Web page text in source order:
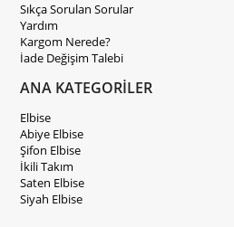
Sıkça Sorulan Sorular
Yardım
Kargom Nerede?
İade Değişim Talebi
ANA KATEGORİLER
Elbise
Abiye Elbise
Şifon Elbise
İkili Takım
Saten Elbise
Siyah Elbise